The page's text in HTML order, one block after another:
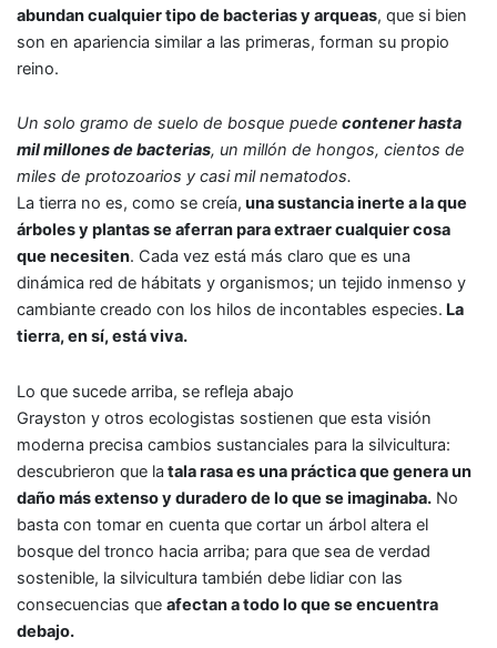
abundan cualquier tipo de bacterias y arqueas, que si bien
son en apariencia similar a las primeras, forman su propio
reino.
Un solo gramo de suelo de bosque puede contener hasta
mil millones de bacterias, un millón de hongos, cientos de
miles de protozoarios y casi mil nematodos.
La tierra no es, como se creía, una sustancia inerte a la que
árboles y plantas se aferran para extraer cualquier cosa
que necesiten. Cada vez está más claro que es una
dinámica red de hábitats y organismos; un tejido inmenso y
cambiante creado con los hilos de incontables especies. La
tierra, en sí, está viva.
Lo que sucede arriba, se refleja abajo
Grayston y otros ecologistas sostienen que esta visión
moderna precisa cambios sustanciales para la silvicultura:
descubrieron que la tala rasa es una práctica que genera un
daño más extenso y duradero de lo que se imaginaba. No
basta con tomar en cuenta que cortar un árbol altera el
bosque del tronco hacia arriba; para que sea de verdad
sostenible, la silvicultura también debe lidiar con las
consecuencias que afectan a todo lo que se encuentra
debajo.